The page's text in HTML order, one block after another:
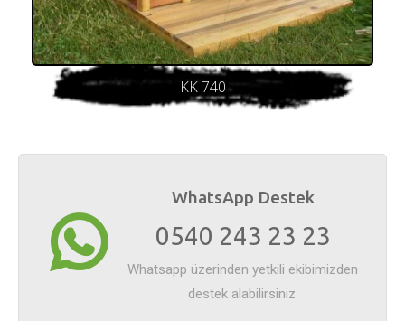
KK 740
WhatsApp Destek
0540 243 23 23
Whatsapp üzerinden yetkili ekibimizden
destek alabilirsiniz.